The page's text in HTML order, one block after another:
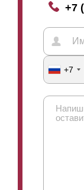
+7
+7